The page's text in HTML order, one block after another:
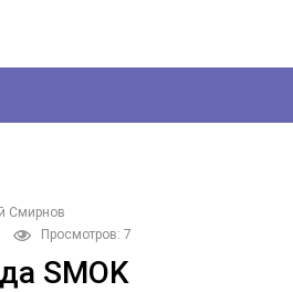
Смирнов
Просмотров: 7
SMOK